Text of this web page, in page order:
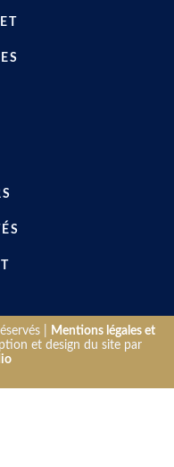
|
Mentions légales et
et design du site par